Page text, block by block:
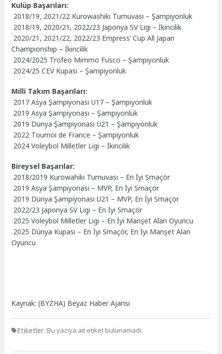
Kulüp Başarıları:
2018/19, 2021/22 Kurowashiki Turnuvası – Şampiyonluk
2018/19, 2020/21, 2022/23 Japonya SV Ligi – İkincilik
2020/21, 2021/22, 2022/23 Empress’ Cup All Japan
Championship – İkincilik
2024/2025 Trofeo Mimmo Fusco – Şampiyonluk
2024/25 CEV Kupası – Şampiyonluk
Milli Takım Başarıları:
2017 Asya Şampiyonası U17 – Şampiyonluk
2019 Asya Şampiyonası – Şampiyonluk
2019 Dünya Şampiyonası U21 – Şampiyonluk
2022 Tournoi de France – Şampiyonluk
2024 Voleybol Milletler Ligi – İkincilik
Bireysel Başarılar:
2018/2019 Kurowahiki Turnuvası – En İyi Smaçör
2019 Asya Şampiyonası – MVP, En İyi Smaçör
2019 Dünya Şampiyonası U21 – MVP, En İyi Smaçör
2022/23 Japonya SV Ligi – En İyi Smaçör
2025 Voleybol Milletler Ligi – En İyi Manşet Alan Oyuncu
2025 Dünya Kupası – En İyi Smaçör, En İyi Manşet Alan
Oyuncu
Kaynak: (BYZHA) Beyaz Haber Ajansı
Etiketler :Bu yazıya ait etiket bulunamadı.